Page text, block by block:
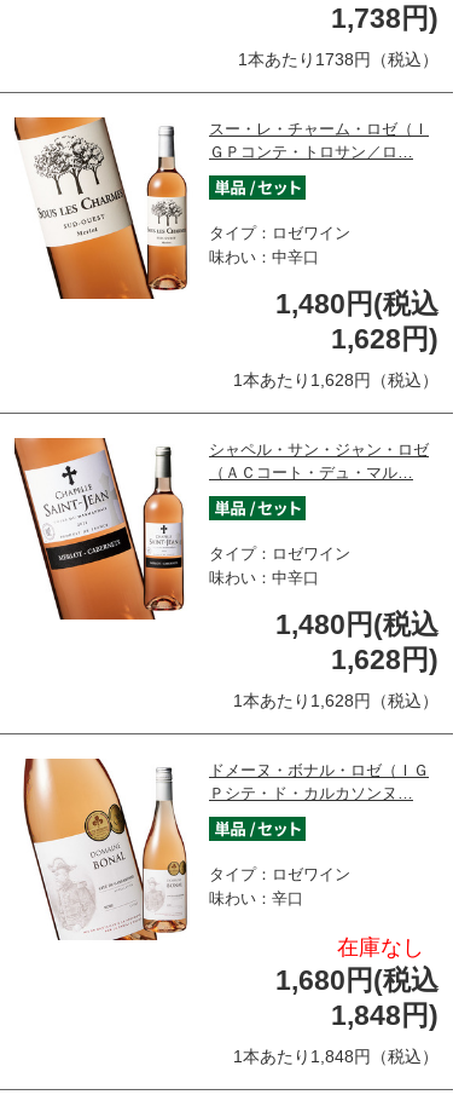
1,738円)
1本あたり1738円（税込）
スー・レ・チャーム・ロゼ（Ｉ
ＧＰコンテ・トロサン／ロ…
タイプ：ロゼワイン
味わい：中辛口
1,480円(税込
1,628円)
1本あたり1,628円（税込）
シャペル・サン・ジャン・ロゼ
（ＡＣコート・デュ・マル…
タイプ：ロゼワイン
味わい：中辛口
1,480円(税込
1,628円)
1本あたり1,628円（税込）
ドメーヌ・ボナル・ロゼ（ＩＧ
Ｐシテ・ド・カルカソンヌ…
タイプ：ロゼワイン
味わい：辛口
在庫なし
1,680円(税込
1,848円)
1本あたり1,848円（税込）